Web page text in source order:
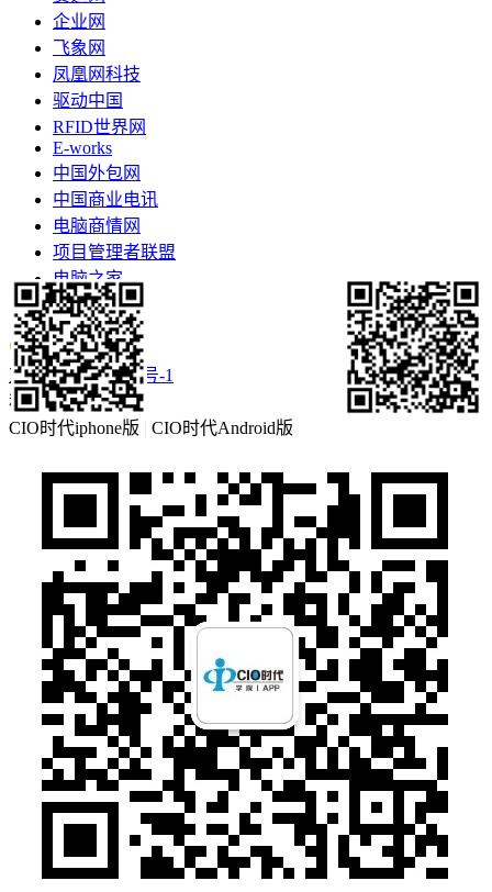
企业网
飞象网
凤凰网科技
驱动中国
RFID世界网
E-works
中国外包网
中国商业电讯
电脑商情网
项目管理者联盟
电脑之家
更多>>
京ICP备16057460号-1
移动客户端
CIO时代iphone版
CIO时代Android版